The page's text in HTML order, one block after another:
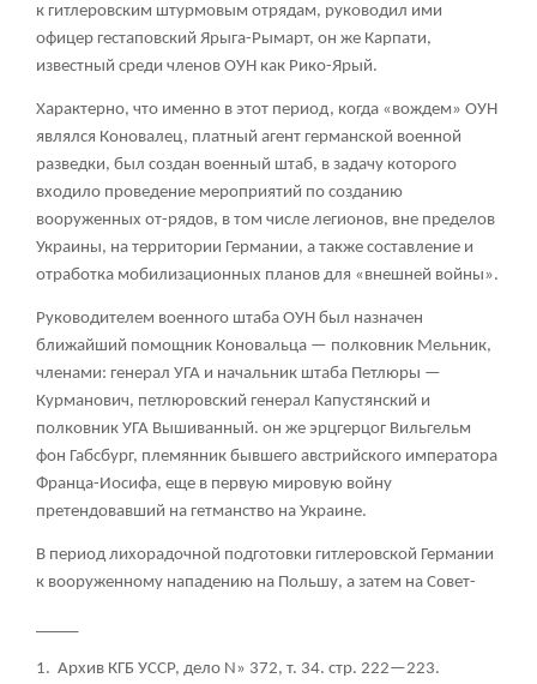
к гитлеровским штурмовым отрядам, руководил ими
офицер гестаповский Ярыга-Рымарт, он же Карпати,
известный среди членов ОУН как Рико-Ярый.
Характерно, что именно в этот период, когда «вождем» ОУН
являлся Коновалец, платный агент германской военной
разведки, был создан военный штаб, в задачу которого
входило проведение мероприятий по созданию
вооруженных от-рядов, в том числе легионов, вне пределов
Украины, на территории Германии, а также составление и
отработка мобилизационных планов для «внешней войны».
Руководителем военного штаба ОУН был назначен
ближайший помощник Коновальца — полковник Мельник,
членами: генерал УГА и начальник штаба Петлюры —
Курманович, петлюровский генерал Капустянский и
полковник УГА Вышиванный. он же эрцгерцог Вильгельм
фон Габсбург, племянник бывшего австрийского императора
Франца-Иосифа, еще в первую мировую войну
претендовавший на гетманство на Украине.
В период лихорадочной подготовки гитлеровской Германии
к вооруженному нападению на Польшу, а затем на Совет-
1. Архив КГБ УССР, дело N» 372, т. 34. стр. 222—223.